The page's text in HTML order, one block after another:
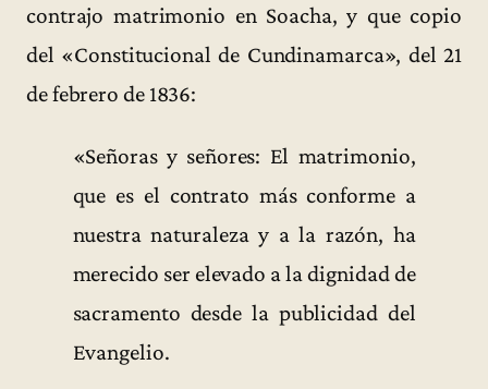
contrajo matrimonio en Soacha, y que copio
del «Constitucional de Cundinamarca», del 21
de febrero de 1836:
«Señoras y señores: El matrimonio,
que es el contrato más conforme a
nuestra naturaleza y a la razón, ha
merecido ser elevado a la dignidad de
sacramento desde la publicidad del
Evangelio.